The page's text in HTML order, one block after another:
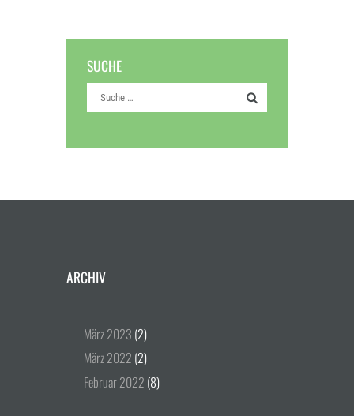
SUCHE
ARCHIV
März2023 (2)
März2022 (2)
Februar2022 (8)